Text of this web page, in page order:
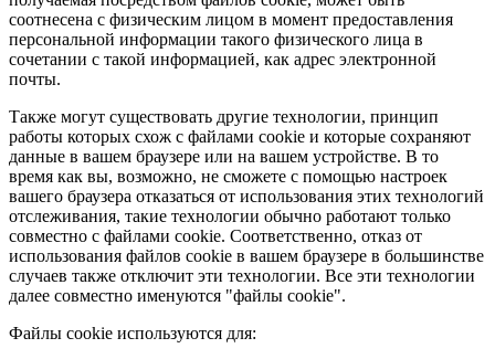
соотнесена с физическим лицом в момент предоставления
персональной информации такого физического лица в
сочетании с такой информацией, как адрес электронной
почты.
Также могут существовать другие технологии, принцип
работы которых схож с файлами cookie и которые сохраняют
данные в вашем браузере или на вашем устройстве. В то
время как вы, возможно, не сможете с помощью настроек
вашего браузера отказаться от использования этих технологий
отслеживания, такие технологии обычно работают только
совместно с файлами cookie. Соответственно, отказ от
использования файлов cookie в вашем браузере в большинстве
случаев также отключит эти технологии. Все эти технологии
далее совместно именуются "файлы cookie".
Файлы cookie используются для: